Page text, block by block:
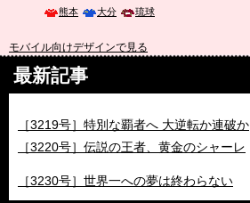
熊本
大分 琉球
モバイル向けデザインで見る
最新記事
［3219号］特別な覇者へ 大逆転か連破か
［3220号］伝説の王者、黄金のシャーレ
［3230号］世界一への夢は終わらない